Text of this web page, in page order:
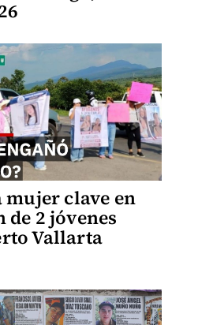
clave en
2 jóvenes
Vallarta